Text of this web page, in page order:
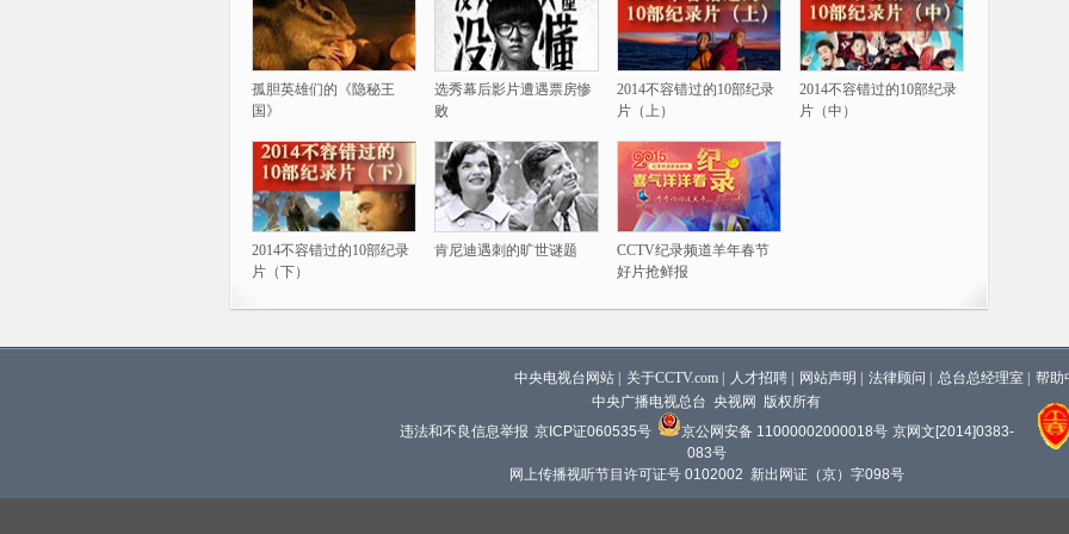
孤胆英雄们的《隐秘王
国》
选秀幕后影片遭遇票房惨
败
2014不容错过的10部纪录
片（上）
2014不容错过的10部纪录
片（中）
2014不容错过的10部纪录
片（下）
肯尼迪遇刺的旷世谜题
CCTV纪录频道羊年春节
好片抢鲜报
中央电视台网站 关于CCTV.com 人才招聘 网站声明 法律顾问 总台总经理室
帮助
中央广播电视总台 央视网 版权所有
违法和不良信息举报 京ICP证060535号 京公网安备 11000002000018号 京网文[2014]0383-
083号
网上传播视听节目许可证号 0102002 新出网证（京）字098号